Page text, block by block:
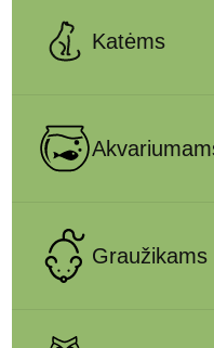
Katėms
Graužikams